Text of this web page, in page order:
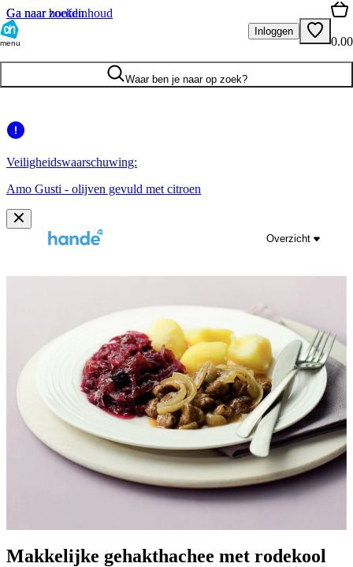
Ga naar hoofdinhoud
Ga naar zoeken
menu
Inloggen
0.00
Waar ben je naar op zoek?
Veiligheidswaarschuwing:
Amo Gusti - olijven gevuld met citroen
Overzicht
Makkelijke gehakthachee met rodekool